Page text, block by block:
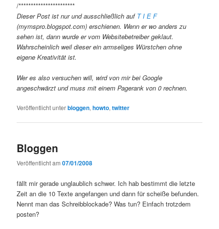
/***********************
Dieser Post ist nur und ausschließlich auf T I E F
(mymspro.blogspot.com) erschienen. Wenn er wo anders zu
sehen ist, dann wurde er vom Websitebetreiber geklaut.
Wahrscheinlich weil dieser ein armseliges Würstchen ohne
eigene Kreativität ist.
Wer es also versuchen will, wird von mir bei Google
angeschwärzt und muss mit einem Pagerank von 0 rechnen.
Veröffentlicht unterbloggen,howto,twitter
Bloggen
Veröffentlicht am07/01/2008
fällt mir gerade unglaublich schwer. Ich hab bestimmt die letzte
Zeit an die 10 Texte angefangen und dann für scheiße befunden.
Nennt man das Schreibblockade? Was tun? Einfach trotzdem
posten?